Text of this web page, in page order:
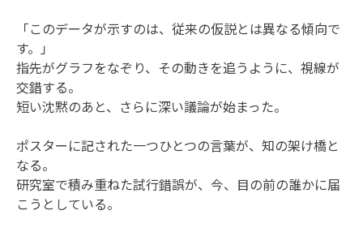
「このデータが示すのは、従来の仮説とは異なる傾向で
す。」
指先がグラフをなぞり、その動きを追うように、視線が
交錯する。
短い沈黙のあと、さらに深い議論が始まった。
ポスターに記された一つひとつの言葉が、知の架け橋と
なる。
研究室で積み重ねた試行錯誤が、今、目の前の誰かに届
こうとしている。